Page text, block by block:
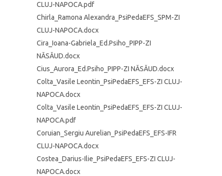
CLUJ-NAPOCA.pdf
Chirla_Ramona Alexandra_PsiPedaEFS_SPM-ZI
CLUJ-NAPOCA.docx
Cira_Ioana-Gabriela_Ed.Psiho_PIPP-ZI
NĂSĂUD.docx
Cius_Aurora_Ed.Psiho_PIPP-ZI NĂSĂUD.docx
Colta_Vasile Leontin_PsiPedaEFS_EFS-ZI CLUJ-
NAPOCA.docx
Colta_Vasile Leontin_PsiPedaEFS_EFS-ZI CLUJ-
NAPOCA.pdf
Coruian_Sergiu Aurelian_PsiPedaEFS_EFS-IFR
CLUJ-NAPOCA.docx
Costea_Darius-Ilie_PsiPedaEFS_EFS-ZI CLUJ-
NAPOCA.docx